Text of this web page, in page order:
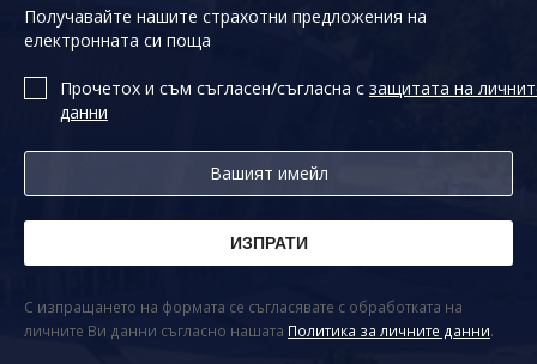
Получавайте нашите страхотни предложения на
електронната си поща
Прочетох и съм съгласен/съгласна с защитата на
данни
С изпращането на формата се съгласявате с обработката на
личните Ви данни съгласно нашата Политика за личните данни.